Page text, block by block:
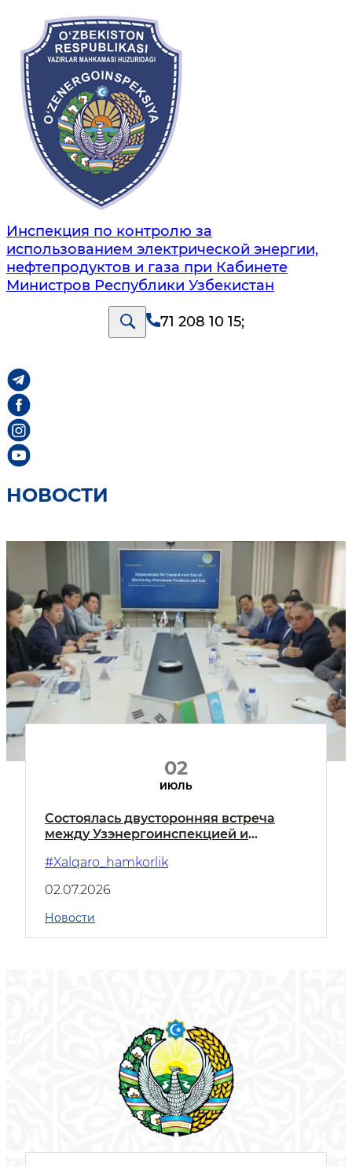
Инспекция по контролю за
использованием электрической энергии,
нефтепродуктов и газа при Кабинете
Министров Республики Узбекистан
71 208 10 15;
НОВОСТИ
02
ИЮЛЬ
Состоялась двусторонняя встреча
между Узэнергоинспекцией и
#Xalqaro_hamkorlik
02.07.2026
Новости